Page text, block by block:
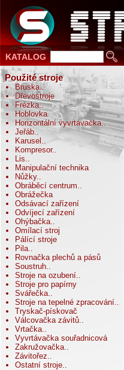
KATALOG
Použité stroje
Bruska..
Dřevostroje
Frézka..
Hoblovka
Horizontální vyvrtávačka..
Jeřáb..
Karusel ..
Kompresor..
Lis..
Manipulační technika
Nůžky..
Obráběcí centrum..
Obrážečka
Odsávací zařízení
Odvíjecí zařízení
Ohýbačka..
Omílací stroj
Pálící stroje
Pila..
Rovnačka plechů a pásů
Soustruh..
Stroje na ozubení..
Stroje pro papírny
Svářečka..
Stroje na tepelné zpracování..
Tryskač-pískovač
Válcovačka závitů..
Vrtačka..
Vyvrtávačka souřadnicová
Zakružovačka..
Závitořez..
Ostatní stroje..